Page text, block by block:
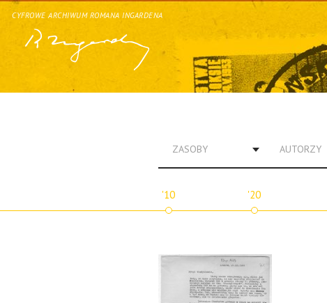
CYFROWE ARCHIWUM ROMANA INGARDENA
ZASOBY AUTORZY
'10 '20